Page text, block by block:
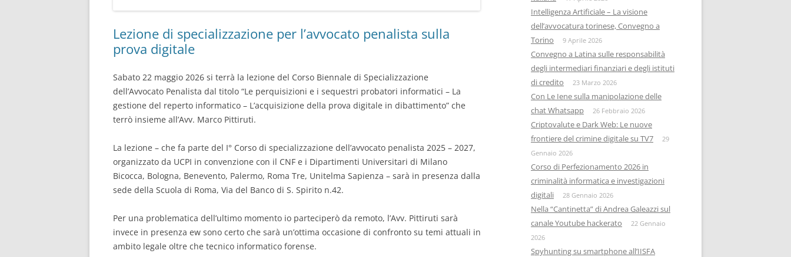
Lezione di specializzazione per l’avvocato penalista sulla
prova digitale
Sabato 22 maggio 2026 si terrà la lezione del Corso Biennale di Specializzazione
dell’Avvocato Penalista dal titolo “Le perquisizioni e i sequestri probatori informatici – La
gestione del reperto informatico – L’acquisizione della prova digitale in dibattimento” che
terrò insieme all’Avv. Marco Pittiruti.
La lezione – che fa parte del I° Corso di specializzazione dell’avvocato penalista 2025 – 2027,
organizzato da UCPI in convenzione con il CNF e i Dipartimenti Universitari di Milano
Bicocca, Bologna, Benevento, Palermo, Roma Tre, Unitelma Sapienza – sarà in presenza dalla
sede della Scuola di Roma, Via del Banco di S. Spirito n.42.
Per una problematica dell’ultimo momento io parteciperò da remoto, l’Avv. Pittiruti sarà
invece in presenza ew sono certo che sarà un’ottima occasione di confronto su temi attuali in
ambito legale oltre che tecnico informatico forense.
Intelligenza Artificiale – La visione
dell’avvocatura torinese, Convegno a
Torino
9 Aprile 2026
Convegno a Latina sulle responsabilità
degli intermediari finanziari e degli istituti
di credito
23 Marzo 2026
Con Le Iene sulla manipolazione delle
chat Whatsapp
26 Febbraio 2026
Criptovalute e Dark Web: Le nuove
frontiere del crimine digitale su TV7
29
Gennaio 2026
Corso di Perfezionamento 2026 in
criminalità informatica e investigazioni
digitali
28 Gennaio 2026
Nella “Cantinetta” di Andrea Galeazzi sul
canale Youtube hackerato
22 Gennaio
2026
Spyhunting su smartphone all’IISFA